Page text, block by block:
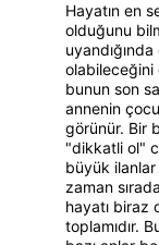
Hayatın en
olduğunu
olabileceğini
bunun son
annenin
görünür. Bir
"dikkatli ol"
büyük
zaman
hayatı biraz
toplamıdır.